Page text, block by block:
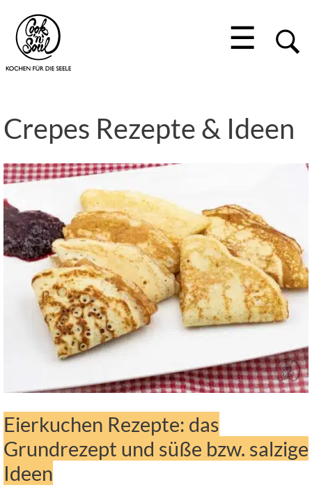
☰
Crepes Rezepte & Ideen
Eierkuchen Rezepte: das
Grundrezept und süße bzw. salzige
Ideen